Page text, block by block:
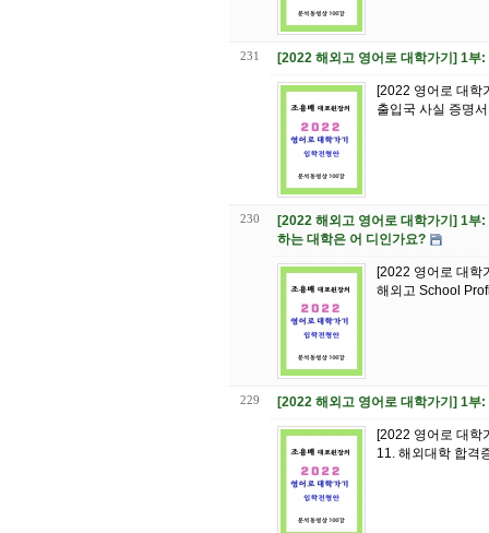
231 [2022 해외고 영어로 대학가기] 1부
[2022 영어로 대학
230
[2022 해외고 영어로 대학가기] 1
하는 대학은 어 디인가요?
[2022 영어로 대학
해외고 School
229 [2022 해외고 영어로 대학가기] 1부
[2022 영어로 대학